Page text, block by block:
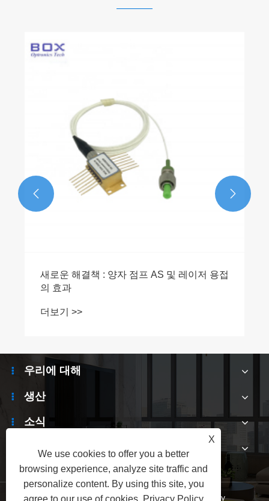
새로운 해결책 : 양자 점프 AS 및 레이저 용접
의 효과
더보기 >>
 
우리에 대해
생산
소식
문의하기
Links | Sitemap | RSS | XML | Privacy Policy
X
We use cookies to offer you a better
browsing experience, analyze site traffic and
personalize content. By using this site, you
agree to our use of cookies. Privacy Policy